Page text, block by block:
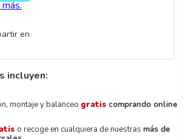
en
incluyen:
montaje y balanceo gratis comprando online
o recoge en cualquiera de nuestras más de